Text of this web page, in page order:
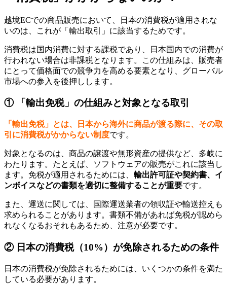
越境ECでの商品販売において、日本の消費税が適用されな
いのは、これが「輸出取引」に該当するためです。
消費税は国内消費に対する課税であり、日本国内での消費が
行われない場合は非課税となります。この仕組みは、販売者
にとって価格面での競争力を高める要素となり、グローバル
市場への参入を後押しします。
① 「輸出免税」の仕組みと対象となる取引
「輸出免税」とは、日本から海外に商品が渡る際に、その取
引に消費税がかからない制度です。
​対象となるのは、商品の譲渡や無形資産の提供など、多岐に
わたります。たとえば、ソフトウェアの販売がこれに該当し
ます。免税が適用されるためには、 輸出許可証や契約書、イ
ンボイスなどの書類を適切に整備することが重要です。
​また、運送に関しては、国際運送業者の領収証や輸送控えも
求められることがあります。書類不備があれば免税が認めら
れなくなるおそれもあるため、注意が必要です。
② 日本の消費税（10%）が免除されるための条件
日本の消費税が免除されるためには、いくつかの条件を満た
している必要があります。